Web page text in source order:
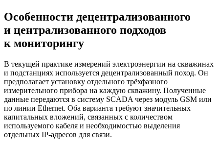
Особенности децентрализованного
и централизованного подходов
к мониторингу
В текущей практике измерений электроэнергии на скважинах
и подстанциях используется децентрализованный поход. Он
предполагает установку отдельного трёхфазного
измерительного прибора на каждую скважину. Полученные
данные передаются в систему SCADA через модуль GSM или
по линии Ethernet. Оба варианта требуют значительных
капитальных вложений, связанных с количеством
используемого кабеля и необходимостью выделения
отдельных IP-адресов для связи.